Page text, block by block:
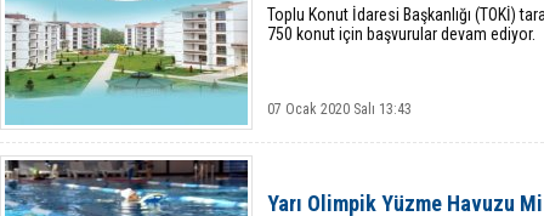
Toplu Konut İdaresi Başkanlığı (TOKİ)
750 konut için başvurular devam ediyor.
07 Ocak 2020 Salı 13:43
Yarı Olimpik Yüzme Havuzu